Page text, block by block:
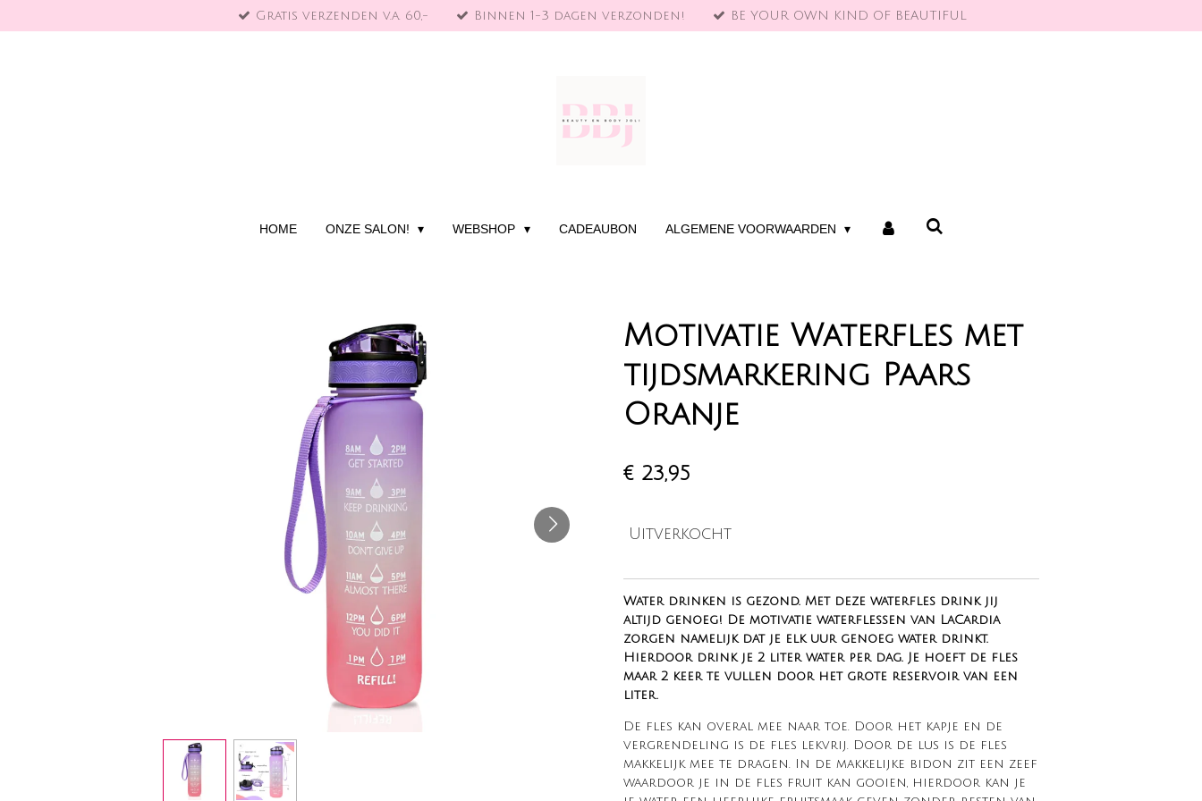
direct
Gratis verzenden v.a. 60,- Binnen 1-3 dagen verzonden! BE YOUR OWN KIND OF BEAUTIFUL
HOME ONZE SALON! WEBSHOP CADEAUBON ALGEMENE VOORWAARDEN
Motivatie Waterfles met
tijdsmarkering Paars
Oranje
€ 23,95
Uitverkocht
Water drinken is gezond. Met deze waterfles drink jij
altijd genoeg! De motivatie waterflessen van LaCardia
zorgen namelijk dat je elk uur genoeg water drinkt.
Hierdoor drink je 2 liter water per dag. Je hoeft de fles
maar 2 keer te vullen door het grote reservoir van een
liter.
De fles kan overal mee naar toe. Door het kapje en de
vergrendeling is de fles lekvrij. Door de lus is de fles
makkelijk mee te dragen. In de makkelijke bidon zit een zeef
waardoor je in de fles fruit kan gooien, hierdoor kan je